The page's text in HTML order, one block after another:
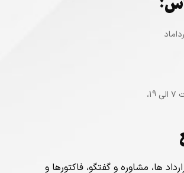
ها، مشاوره و گفتگو، فاکتورها و